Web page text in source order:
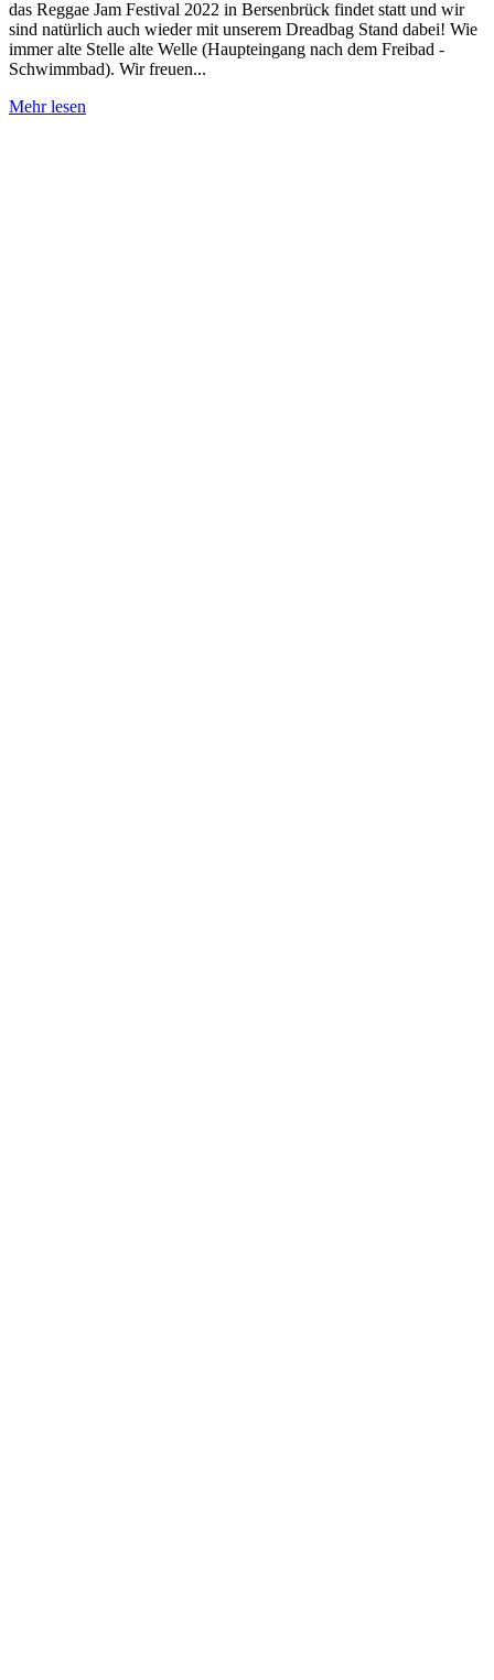
das Reggae Jam Festival 2022 in Bersenbrück findet statt und wir
sind natürlich auch wieder mit unserem Dreadbag Stand dabei! Wie
immer alte Stelle alte Welle (Haupteingang nach dem Freibad -
Schwimmbad). Wir freuen...
Mehr lesen